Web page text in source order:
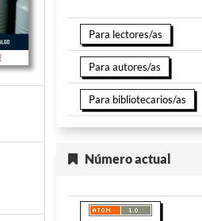
Para lectores/as
Para autores/as
Para bibliotecarios/as
Número actual